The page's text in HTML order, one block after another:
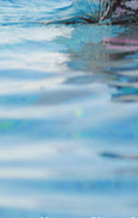
об услугах